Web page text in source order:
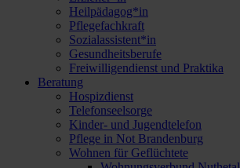
Heilpädagog*in
Pflegefachkraft
Sozialassistent*in
Gesundheitsberufe
Freiwilligendienst und Praktika
Beratung
Hospizdienst
Telefonseelsorge
Kinder- und Jugendtelefon
Pflege in Not Brandenburg
Wohnen für Geflüchtete